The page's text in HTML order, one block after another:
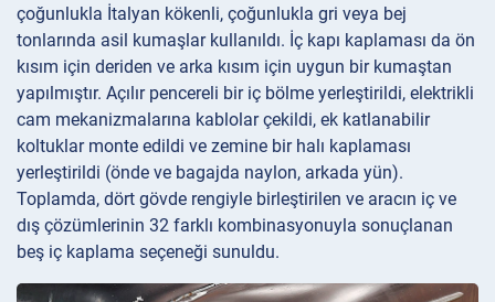
çoğunlukla İtalyan kökenli, çoğunlukla gri veya bej
tonlarında asil kumaşlar kullanıldı. İç kapı kaplaması da ön
kısım için deriden ve arka kısım için uygun bir kumaştan
yapılmıştır. Açılır pencereli bir iç bölme yerleştirildi, elektrikli
cam mekanizmalarına kablolar çekildi, ek katlanabilir
koltuklar monte edildi ve zemine bir halı kaplaması
yerleştirildi (önde ve bagajda naylon, arkada yün).
Toplamda, dört gövde rengiyle birleştirilen ve aracın iç ve
dış çözümlerinin 32 farklı kombinasyonuyla sonuçlanan
beş iç kaplama seçeneği sunuldu.